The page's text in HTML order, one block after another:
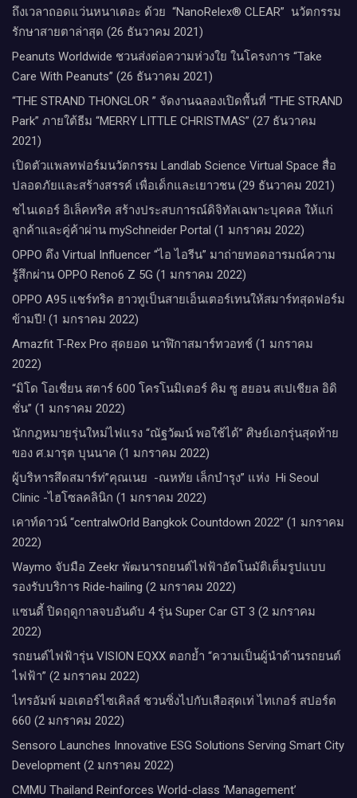
ถึงเวลาถอดแว่นหนาเตอะ ด้วย “NanoRelex® CLEAR” นวัตกรรม
รักษาสายตาล่าสุด (26 ธันวาคม 2021)
Peanuts Worldwide ชวนส่งต่อความห่วงใย​ ​ในโครงการ “Take
Care With Peanuts” (26 ธันวาคม 2021)
“THE STRAND THONGLOR ” จัดงานฉลองเปิดพื้นที่ “THE STRAND
Park” ภายใต้ธีม “MERRY LITTLE CHRISTMAS” (27 ธันวาคม
2021)
เปิดตัวแพลทฟอร์มนวัตกรรม Landlab Science Virtual Space สื่อ
ปลอดภัยและสร้างสรรค์ เพื่อเด็กและเยาวชน (29 ธันวาคม 2021)
ชไนเดอร์ อิเล็คทริค สร้างประสบการณ์ดิจิทัลเฉพาะบุคคล ให้แก่
ลูกค้าและคู่ค้าผ่าน mySchneider Portal (1 มกราคม 2022)
OPPO ดึง Virtual Influencer “ไอ ไอรีน” มาถ่ายทอดอารมณ์ความ
รู้สึกผ่าน OPPO Reno6 Z 5G (1 มกราคม 2022)
OPPO A95 แชร์ทริค ฮาวทูเป็นสายเอ็นเตอร์เทนให้สมาร์ทสุดฟอร์ม
ข้ามปี! (1 มกราคม 2022)
Amazfit T-Rex Pro สุดยอด นาฬิกาสมาร์ทวอทช์ (1 มกราคม
2022)
“มิโด โอเชี่ยน สตาร์ 600 โครโนมิเตอร์ คิม ซู ฮยอน สเปเชียล อิดิ
ชั่น” (1 มกราคม 2022)
นักกฎหมายรุ่นใหม่ไฟแรง “ณัฐวัฒน์ พอใช้ได้” ศิษย์เอกรุ่นสุดท้าย
ของ ศ.มารุต บุนนาค (1 มกราคม 2022)
ผู้บริหารสึดสมาร์ท่”คุณเนย -ณหทัย เล็กบำรุง” แห่ง Hi Seoul
Clinic -ไฮโซลคลินิก (1 มกราคม 2022)
เคาท์ดาวน์​ “centralwOrld Bangkok Countdown 2022” (1 มกราคม
2022)
Waymo จับมือ Zeekr พัฒนารถยนต์ไฟฟ้าอัตโนมัติเต็มรูปแบบ
รองรับบริการ Ride-hailing (2 มกราคม 2022)
แซนดี้ ปิดฤดูกาลจบอันดับ 4 รุ่น Super Car GT 3 (2 มกราคม
2022)
รถยนต์ไฟฟ้ารุ่น VISION EQXX ตอกย้ำ “ความเป็นผู้นำด้านรถยนต์
ไฟฟ้า” (2 มกราคม 2022)
ไทรอัมพ์ มอเตอร์ไซเคิลส์ ชวนซิ่งไปกับเสือสุดเท่ ไทเกอร์ สปอร์ต
660 (2 มกราคม 2022)
Sensoro Launches Innovative ESG Solutions Serving Smart City
Development (2 มกราคม 2022)
CMMU Thailand Reinforces World-class ‘Management’